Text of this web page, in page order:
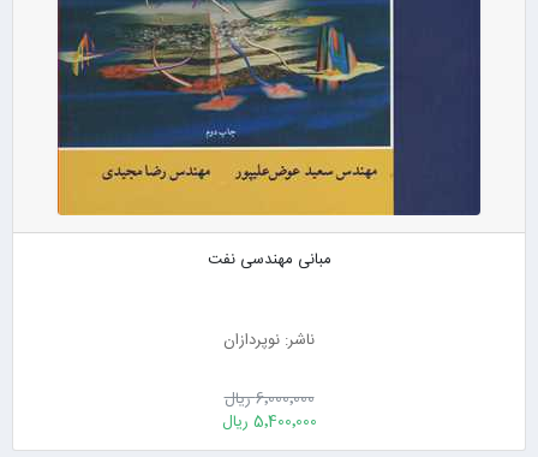
مبانی مهندسی نفت
ناشر: نوپردازان
6٬000٬000 ریال
5٬400٬000 ریال